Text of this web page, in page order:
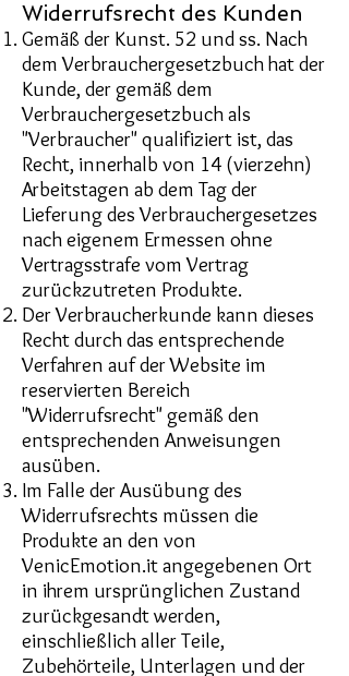
Widerrufsrecht des Kunden
Gemäß der Kunst. 52 und ss. Nach
dem Verbrauchergesetzbuch hat der
Kunde, der gemäß dem
Verbrauchergesetzbuch als
"Verbraucher" qualifiziert ist, das
Recht, innerhalb von 14 (vierzehn)
Arbeitstagen ab dem Tag der
Lieferung des Verbrauchergesetzes
nach eigenem Ermessen ohne
Vertragsstrafe vom Vertrag
zurückzutreten Produkte.
Der Verbraucherkunde kann dieses
Recht durch das entsprechende
Verfahren auf der Website im
reservierten Bereich
"Widerrufsrecht" gemäß den
entsprechenden Anweisungen
ausüben.
Im Falle der Ausübung des
Widerrufsrechts müssen die
Produkte an den von
VenicEmotion.it angegebenen Ort
in ihrem ursprünglichen Zustand
zurückgesandt werden,
einschließlich aller Teile,
Zubehörteile, Unterlagen und der